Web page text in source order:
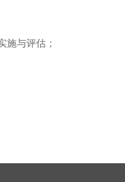
施与评估；